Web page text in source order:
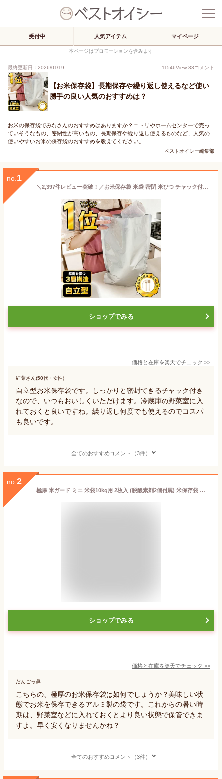
受付中 人気アイテム マイページ
本ページはプロモーションを含みます
最終更新日：2026/01/19 11546View 33コメント
【お米保存袋】長期保存や繰り返し使えるなど使い
勝手の良い人気のおすすめは？
お米の保存袋でみなさんのおすすめはありますか？ニトリやホームセンターで売っ
ていそうなもの、密閉性が高いもの、長期保存や繰り返し使えるものなど、人気の
使いやすいお米の保存袋のおすすめを教えてください。
ベストオイシー編集部
no. 1
＼2,397件レビュー突破！／お米保存袋 米袋 密閉 米びつ チャック付き お米 保存容器 アルミ袋 ライスストッカー ライスボックス 米櫃 ジッパー付き 遮光 おしゃれ スリム 冷蔵庫 野菜室 鮮度 炊飯 食品 コンパクト キッチン 便利グッズ 雑穀米 洗える AA 245-K166-N01
ショップでみる
価格と在庫を楽天でチェック >>
紅葉さん(50代・女性)
自立型お米保存袋です。しっかりと密封できるチャック付き
なので、いつもおいしくいただけます。冷蔵庫の野菜室に入
れておくと良いですね。繰り返し何度でも使えるのでコスパ
も良いです。
全てのおすすめコメント（3件）
no. 2
極厚 米ガード ミニ 米袋10kg用 2枚入 (脱酸素剤2個付属) 米保存袋 環境技研 アルミ製 玄米保管 真空パック
ショップでみる
価格と在庫を楽天でチェック >>
だんごっ鼻
こちらの、極厚のお米保存袋は如何でしょうか？美味しい状
態でお米を保存できるアルミ製の袋です。これからの暑い時
期は、野菜室などに入れておくとより良い状態で保管できま
すよ。早く安くなりませんかね？
全てのおすすめコメント（3件）